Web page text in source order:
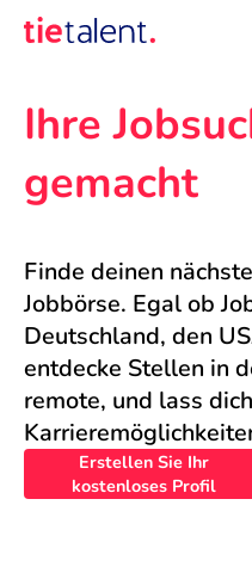
Ihre
gemacht
Finde deinen
Jobbörse. Egal ob
Deutschland, den
entdecke Stellen in
remote, und lass
Erstellen Sie Ihr
kostenloses Profil